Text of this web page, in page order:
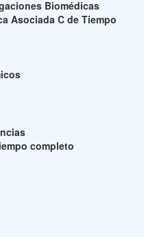
Biomédicas
Asociada C de Tiempo
completo